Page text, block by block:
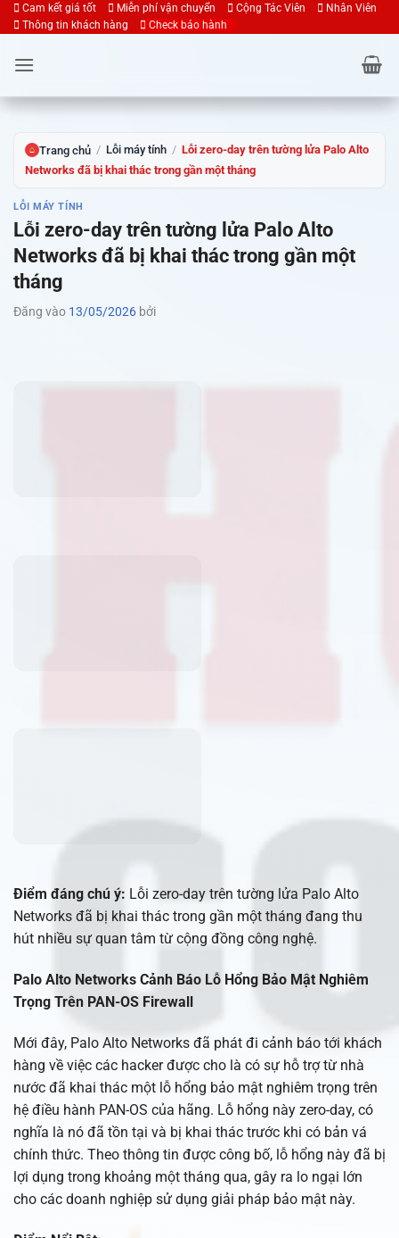
Bỏ
qua
nội
dung
Cam kết giá tốt Miễn phí vận chuyển Cộng Tác Viên
Nhân Viên
Thông tin khách hàng
Check bảo hành
⌂ Trang chủ / Lỗi máy tính / Lỗi zero-day trên tường lửa Palo Alto
Networks đã bị khai thác trong gần một tháng
LỖI MÁY TÍNH
Lỗi zero-day trên tường lửa Palo Alto
Networks đã bị khai thác trong gần một
tháng
Đăng vào 13/05/2026 bởi
Điểm đáng chú ý: Lỗi zero-day trên tường lửa Palo Alto
Networks đã bị khai thác trong gần một tháng đang thu
hút nhiều sự quan tâm từ cộng đồng công nghệ.
Palo Alto Networks Cảnh Báo Lỗ Hổng Bảo Mật Nghiêm
Trọng Trên PAN-OS Firewall
Mới đây, Palo Alto Networks đã phát đi cảnh báo tới khách
hàng về việc các hacker được cho là có sự hỗ trợ từ nhà
nước đã khai thác một lỗ hổng bảo mật nghiêm trọng trên
hệ điều hành PAN-OS của hãng. Lỗ hổng này zero-day, có
nghĩa là nó đã tồn tại và bị khai thác trước khi có bản vá
chính thức. Theo thông tin được công bố, lỗ hổng này đã bị
lợi dụng trong khoảng một tháng qua, gây ra lo ngại lớn
cho các doanh nghiệp sử dụng giải pháp bảo mật này.